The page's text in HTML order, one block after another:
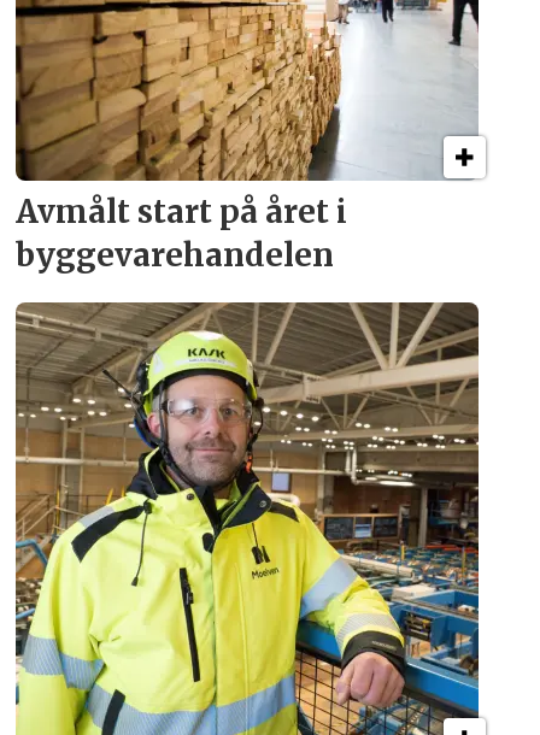
Avmålt start på året i
byggevare­handelen